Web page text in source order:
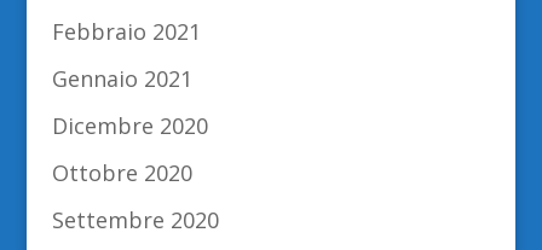
Febbraio 2021
Gennaio 2021
Dicembre 2020
Ottobre 2020
Settembre 2020